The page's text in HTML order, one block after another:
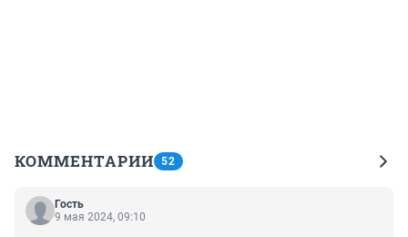
КОММЕНТАРИИ 52
Гость
9 мая 2024, 09:10